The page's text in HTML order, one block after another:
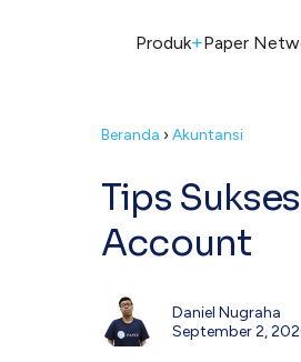
Produk+Paper
Beranda › Akuntansi
Tips
Account
Daniel Nugraha
September 2,